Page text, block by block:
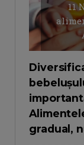
11
gradual,